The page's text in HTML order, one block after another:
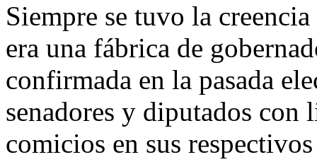
Siempre se tuvo la
era una fábrica de
confirmada en la pasada
senadores y diputados con
comicios en sus